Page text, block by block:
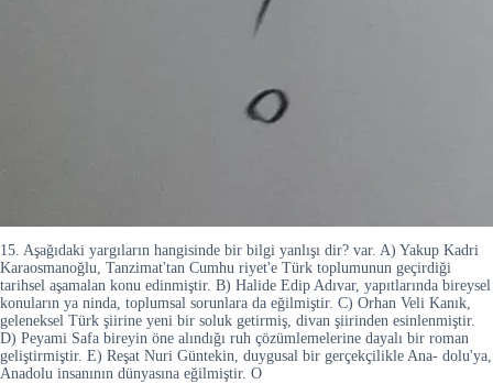
15. Aşağıdaki yargıların hangisinde bir bilgi yanlışı dir? var. A) Yakup Kadri
Karaosmanoğlu, Tanzimat'tan Cumhu riyet'e Türk toplumunun geçirdiği
tarihsel aşamalan konu edinmiştir. B) Halide Edip Adıvar, yapıtlarında bireysel
konuların ya ninda, toplumsal sorunlara da eğilmiştir. C) Orhan Veli Kanık,
geleneksel Türk şiirine yeni bir soluk getirmiş, divan şiirinden esinlenmiştir.
D) Peyami Safa bireyin öne alındığı ruh çözümlemelerine dayalı bir roman
geliştirmiştir. E) Reşat Nuri Güntekin, duygusal bir gerçekçilikle Ana- dolu'ya,
Anadolu insanının dünyasına eğilmiştir. O